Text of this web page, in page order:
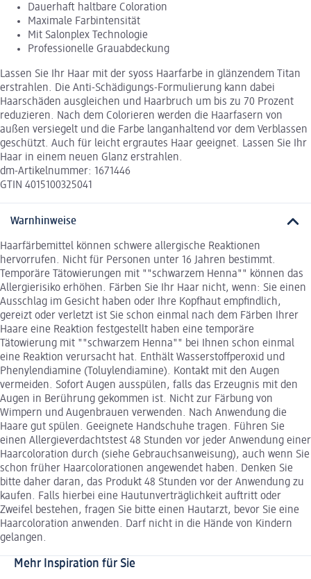
Dauerhaft haltbare Coloration
Maximale Farbintensität
Mit Salonplex Technologie
Professionelle Grauabdeckung
Lassen Sie Ihr Haar mit der syoss Haarfarbe in glänzendem Titan
erstrahlen. Die Anti-Schädigungs-Formulierung kann dabei
Haarschäden ausgleichen und Haarbruch um bis zu 70 Prozent
reduzieren. Nach dem Colorieren werden die Haarfasern von
außen versiegelt und die Farbe langanhaltend vor dem Verblassen
geschützt. Auch für leicht ergrautes Haar geeignet. Lassen Sie Ihr
Haar in einem neuen Glanz erstrahlen.
dm-Artikelnummer: 1671446
GTIN 4015100325041
Warnhinweise
Haarfärbemittel können schwere allergische Reaktionen
hervorrufen. Nicht für Personen unter 16 Jahren bestimmt.
Temporäre Tätowierungen mit ""schwarzem Henna"" können das
Allergierisiko erhöhen. Färben Sie Ihr Haar nicht, wenn: Sie einen
Ausschlag im Gesicht haben oder Ihre Kopfhaut empfindlich,
gereizt oder verletzt ist Sie schon einmal nach dem Färben Ihrer
Haare eine Reaktion festgestellt haben eine temporäre
Tätowierung mit ""schwarzem Henna"" bei Ihnen schon einmal
eine Reaktion verursacht hat. Enthält Wasserstoffperoxid und
Phenylendiamine (Toluylendiamine). Kontakt mit den Augen
vermeiden. Sofort Augen ausspülen, falls das Erzeugnis mit den
Augen in Berührung gekommen ist. Nicht zur Färbung von
Wimpern und Augenbrauen verwenden. Nach Anwendung die
Haare gut spülen. Geeignete Handschuhe tragen. Führen Sie
einen Allergieverdachtstest 48 Stunden vor jeder Anwendung einer
Haarcoloration durch (siehe Gebrauchsanweisung), auch wenn Sie
schon früher Haarcolorationen angewendet haben. Denken Sie
bitte daher daran, das Produkt 48 Stunden vor der Anwendung zu
kaufen. Falls hierbei eine Hautunverträglichkeit auftritt oder
Zweifel bestehen, fragen Sie bitte einen Hautarzt, bevor Sie eine
Haarcoloration anwenden. Darf nicht in die Hände von Kindern
gelangen.
Mehr Inspiration für Sie